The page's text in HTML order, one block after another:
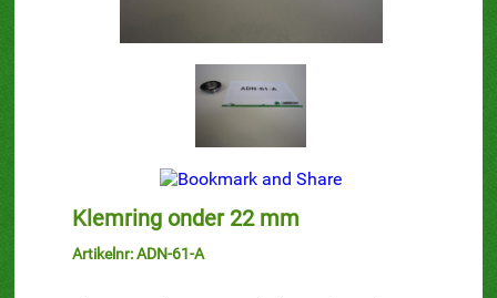
Klemring onder 22 mm
Artikelnr: ADN-61-A